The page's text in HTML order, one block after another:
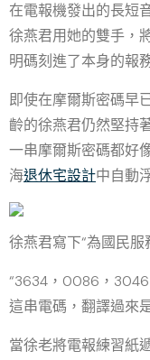
在電報機發出的長短
徐燕君用她的雙手，
明碼刻進了本身的報
即使在摩爾斯密碼早
齡的徐燕君仍然堅持
一串摩爾斯密碼都好
海退休宅設計中自動
徐燕君寫下“為國民服
“3634，0086，
這串電碼，翻譯過來
當徐老將電報練習紙